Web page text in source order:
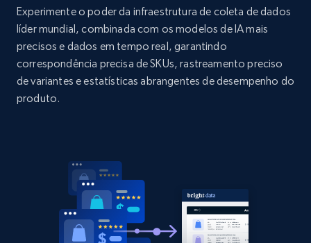
Amazon products global dataset - Collect
Amazon products by seller URL
Title, Seller name, Brand, Description, Initial
2.1K+
Amazon products global dataset - Collect
Experimente o poder da infraestrutura de coleta de dados
líder mundial, combinada com os modelos de IA mais
precisos e dados em tempo real, garantindo
correspondência precisa de SKUs, rastreamento preciso
de variantes e estatísticas abrangentes de desempenho do
produto.